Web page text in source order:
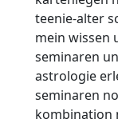
teenie-alter
mein wissen
seminaren
astrologie
seminaren
kombination